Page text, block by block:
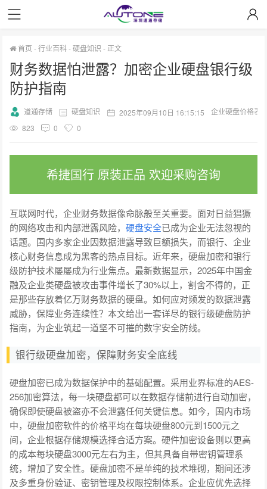
首页 -行业百科-硬盘知识 - 正文
财务数据怕泄露？加密企业硬盘银行级
防护指南
道通存储 硬盘知识 2025年09月10日 16:15:15
企业硬盘价格表
823
0 0
希捷国行 原装正品 欢迎采购咨询
互联网时代，企业财务数据像命脉般至关重要。面对日益猖獗
的网络攻击和内部泄露风险，硬盘安全已成为企业无法忽视的
话题。国内多家企业因数据泄露导致巨额损失，而银行、企业
核心财务信息成为黑客的热点目标。近年来，硬盘加密和银行
级防护技术屡屡成为行业焦点。最新数据显示，2025年中国金
融及企业类硬盘被攻击事件增长了30%以上，割舍不得的，正
是那些存放着亿万财务数据的硬盘。如何应对频发的数据泄露
威胁，保障业务连续性？本文给出一套详尽的银行级硬盘防护
指南，为企业筑起一道坚不可摧的数字安全防线。
银行级硬盘加密，保障财务安全底线
硬盘加密已成为数据保护中的基础配置。采用业界标准的AES-
256加密算法，每一块硬盘都可以在数据存储前进行自动加密，
确保即使硬盘被盗亦不会泄露任何关键信息。如今，国内市场
中，硬盘加密软件的价格平均在每块硬盘800元到1500元之
间，企业根据存储规模选择合适方案。硬件加密设备则以更高
的成本每块硬盘3000元左右为主，但其具备自带密钥管理系
统，增加了安全性。硬盘加密不是单纯的技术堆砌，期间还涉
及多重身份验证、密钥管理及权限控制体系。企业应优先选择